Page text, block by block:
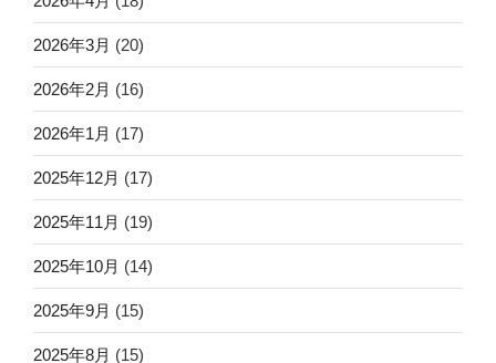
2026年3月 (20)
2026年2月 (16)
2026年1月 (17)
2025年12月 (17)
2025年11月 (19)
2025年10月 (14)
2025年9月 (15)
2025年8月 (15)